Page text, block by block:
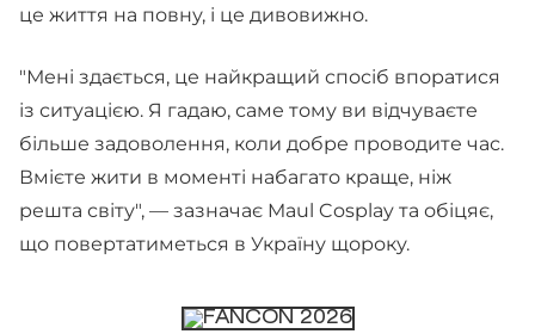
це життя на повну, і це дивовижно.
"Мені здається, це найкращий спосіб впоратися
із ситуацією. Я гадаю, саме тому ви відчуваєте
більше задоволення, коли добре проводите час.
Вмієте жити в моменті набагато краще, ніж
решта світу", — зазначає Maul Cosplay та обіцяє,
що повертатиметься в Україну щороку.